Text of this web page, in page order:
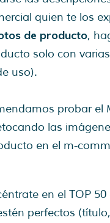
quien te los
de producto,
solo con
uso).
probar el
las
en el m-
en el TOP 50
perfectos (título,